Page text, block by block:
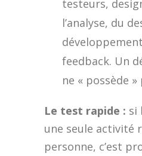
testeurs,
l’analyse, du
feedback. Un
ne « possède
Le test rapide : si
une seule activité
personne, c’est